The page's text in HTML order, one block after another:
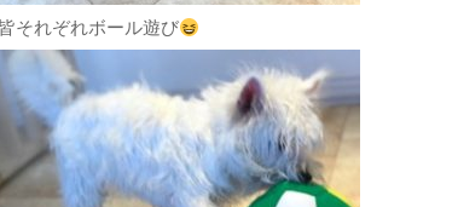
皆それぞれボール遊び